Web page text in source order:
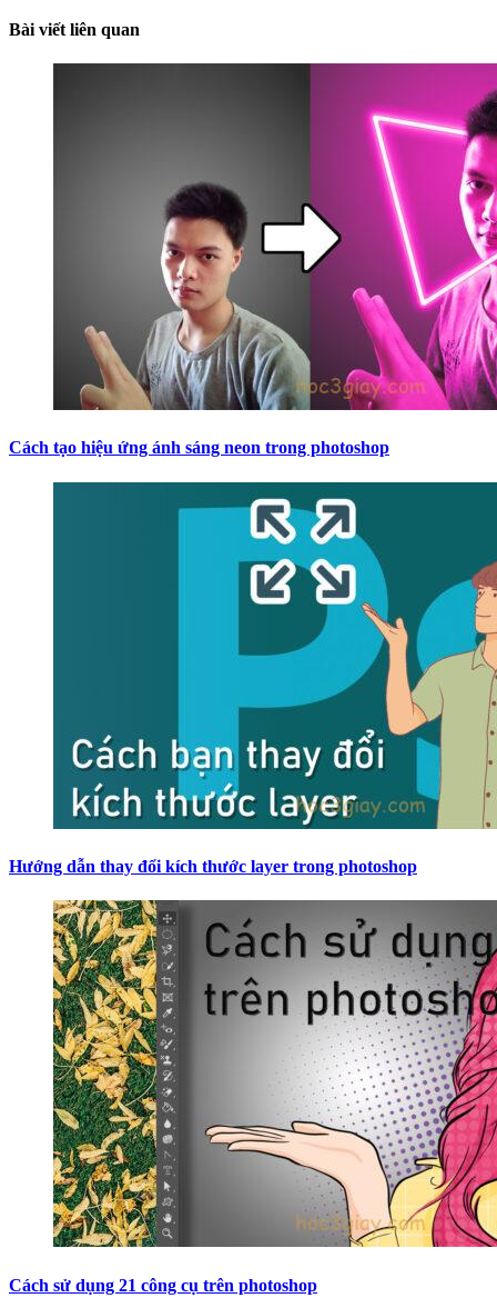
Bài viết liên quan
Cách tạo hiệu ứng ánh sáng neon trong photoshop
Hướng dẫn thay đổi kích thước layer trong photoshop
Cách sử dụng 21 công cụ trên photoshop